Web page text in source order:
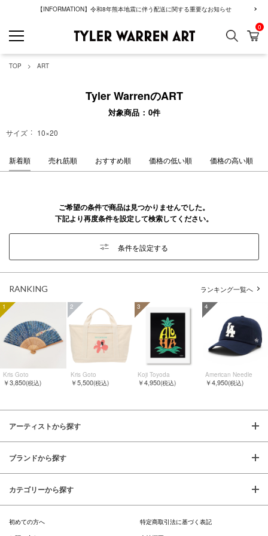
【INFORMATION】令和8年熊本地震に伴う配送に関する重要なお知らせ
GREENROOM
検索 カ
0
TOP ART
Tyler WarrenのART
対象商品 0件
サイズ 10×20
新着順 売れ筋順 おすすめ順 価格の低い順 価格の高い順
ご希望の条件で商品は見つかりませんでした。
下記より再度条件を設定して検索してください。
条件を設定する
RANKING ランキング一覧へ
1
Kris Goto
￥3,850(税込)
2
Kris Goto
￥5,500(税込)
3
Koji Toyoda
￥4,950(税込)
4
American Needle
￥4,950(税込)
アーティストから探す
ブランドから探す
カテゴリーから探す
初めての方へ
特定商取引法に基づく表記